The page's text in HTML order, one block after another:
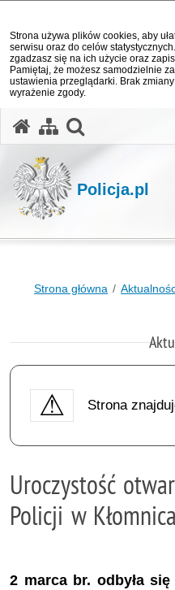
Strona używa plików cookies, aby
serwisu oraz do celów
zgadzasz się na ich użycie oraz
Pamiętaj, że możesz samodzielnie
ustawienia przeglądarki. Brak
wyrażenie zgody.
Policja.pl
Strona główna
Strona
Uroczystość
Policji w
2 marca br. odbyła